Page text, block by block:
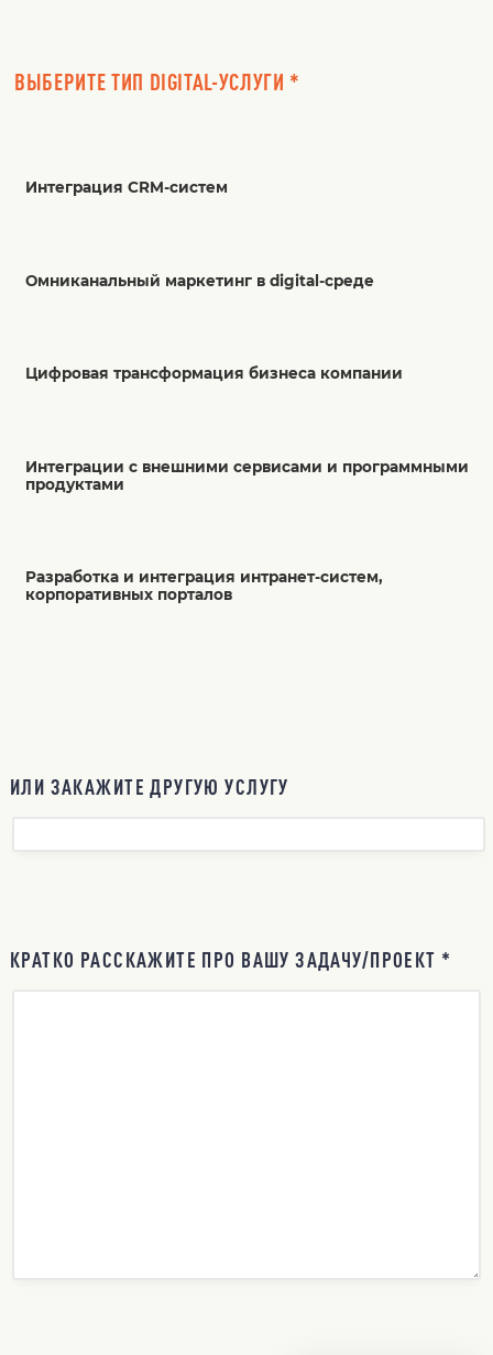
ВЫБЕРИТЕ ТИП DIGITAL-УСЛУГИ *
Интеграция CRM-систем
Омниканальный маркетинг в digital-среде
Цифровая трансформация бизнеса компании
Интеграции с внешними сервисами и программными
продуктами
Разработка и интеграция интранет-систем,
корпоративных порталов
ИЛИ ЗАКАЖИТЕ ДРУГУЮ УСЛУГУ
КРАТКО РАССКАЖИТЕ ПРО ВАШУ ЗАДАЧУ/ПРОЕКТ *